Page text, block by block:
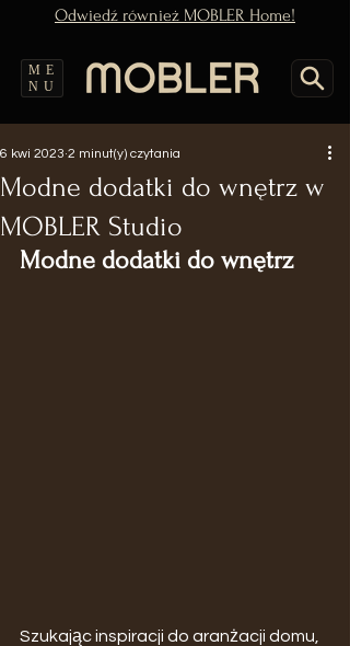
ME
NU
Odwiedź również MOBLER Home!
Modne dodatki do wnętrz w
MOBLER Studio
6 kwi 2023 2 minut(y) czytania
Modne dodatki do wnętrz
Szukając inspiracji do aranżacji domu,